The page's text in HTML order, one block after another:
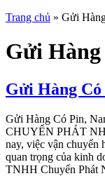
Trang chủ » Gửi
Gửi
Gửi Hàng
Gửi Hàng Có Pin,
CHUYỂN PHÁT
nay, việc vận chuyển
quan trọng của kinh
TNHH Chuyển Phát